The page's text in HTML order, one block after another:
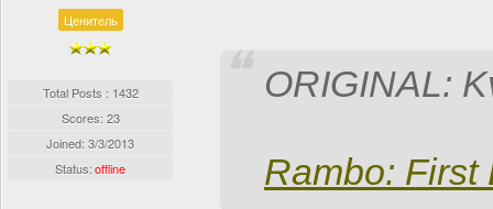
Ценитель
Total Posts : 1432
Scores: 23
Joined: 3/3/2013
Status:offline
ORIGINAL:
Rambo: First